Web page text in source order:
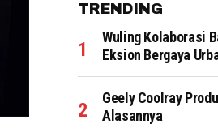
TRENDING
Wuling Kolaborasi
Eksion Bergaya
Geely Coolray
Alasannya